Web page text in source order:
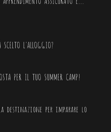
L'ALLOGGIO?
PER IL TUO SUMMER CAMP!
destinazione per imparare lo